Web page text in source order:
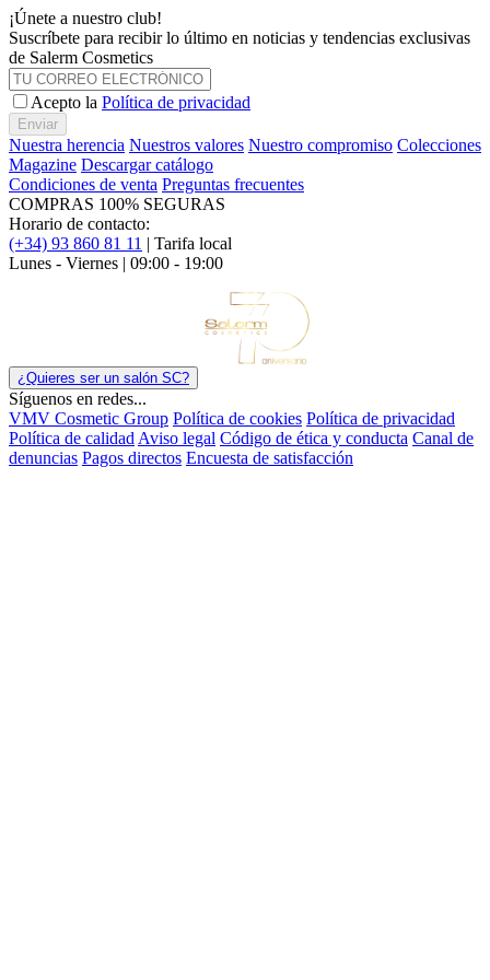
¡Únete a nuestro club!
Suscríbete para recibir lo último en noticias y tendencias exclusivas
de Salerm Cosmetics
Acepto la Política de privacidad
Enviar
Nuestra herencia Nuestros valores Nuestro compromiso Colecciones
Magazine Descargar catálogo
Condiciones de venta Preguntas frecuentes
COMPRAS 100% SEGURAS
Horario de contacto:
(+34) 93 860 81 11 | Tarifa local
Lunes - Viernes | 09:00 - 19:00
¿Quieres ser un salón SC?
Síguenos en redes...
VMV Cosmetic Group Política de cookies Política de privacidad
Política de calidad Aviso legal Código de ética y conducta Canal de
denuncias Pagos directos Encuesta de satisfacción